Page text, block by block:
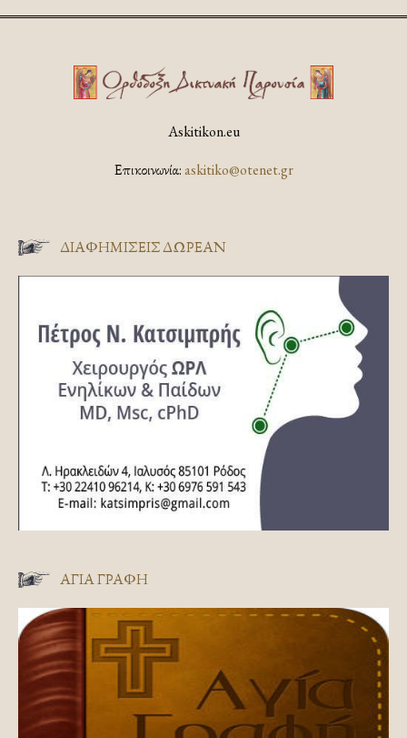
Askitikon.eu
Επικοινωνία:askitiko@otenet.gr
ΔΙΑΦΗΜΊΣΕΙΣ ΔΩΡΕΆΝ
ΑΓΊΑ ΓΡΑΦΉ